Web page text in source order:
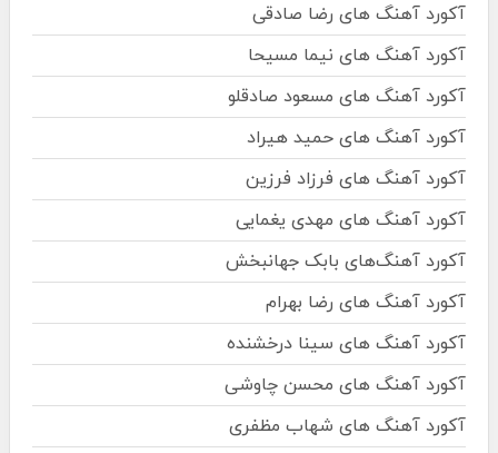
آکورد آهنگ های رضا صادقی
آکورد آهنگ های نیما مسیحا
آکورد آهنگ های مسعود صادقلو
آکورد آهنگ های حمید هیراد
آکورد آهنگ های فرزاد فرزین
آکورد آهنگ های مهدی یغمایی
آکورد آهنگ‌های بابک جهانبخش
آکورد آهنگ های رضا بهرام
آکورد آهنگ های سینا درخشنده
آکورد آهنگ های محسن چاوشی
آکورد آهنگ های شهاب مظفری